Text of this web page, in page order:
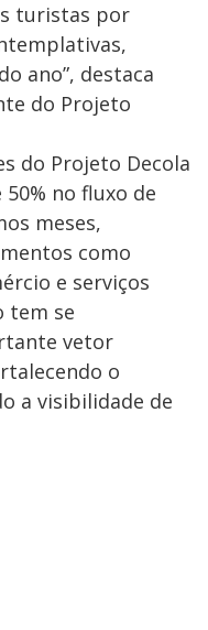
turistas por
ano”, destaca
do Projeto
do Projeto Decola
no fluxo de
meses,
como
e serviços
tem se
vetor
o
a visibilidade de